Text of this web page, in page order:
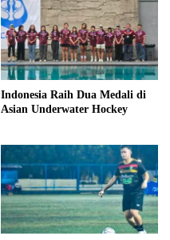
Indonesia Raih Dua Medali di
Asian Underwater Hockey